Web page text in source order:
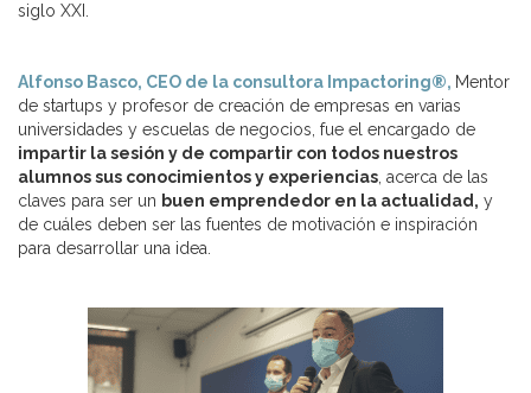
siglo XXI.
Alfonso Basco, CEO de la consultora Impactoring®, Mentor
de startups y profesor de creación de empresas en varias
universidades y escuelas de negocios, fue el encargado de
impartir la sesión y de compartir con todos nuestros
alumnos sus conocimientos y experiencias, acerca de las
claves para ser un buen emprendedor en la actualidad, y
de cuáles deben ser las fuentes de motivación e inspiración
para desarrollar una idea.